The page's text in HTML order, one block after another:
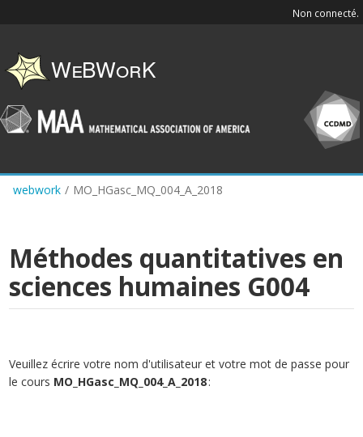
content
Non connecté.
webwork / MO_HGasc_MQ_004_A_2018
Méthodes quantitatives en
sciences humaines G004
Veuillez écrire votre nom d'utilisateur et votre mot de passe pour
le cours MO_HGasc_MQ_004_A_2018: